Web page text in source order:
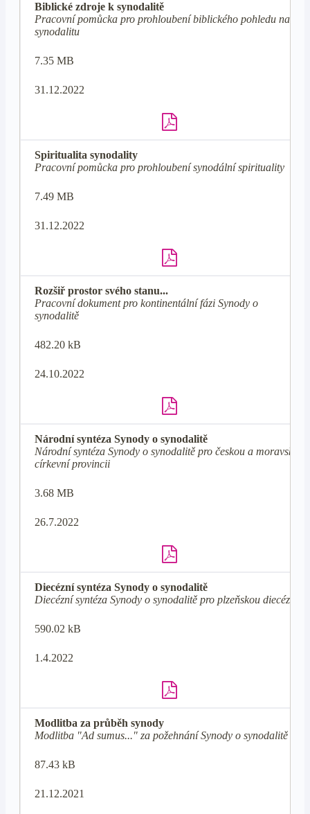
Biblické zdroje k synodalitě
Pracovní pomůcka pro prohloubení biblického pohledu na
synodalitu
7.35 MB
31.12.2022
Spiritualita synodality
Pracovní pomůcka pro prohloubení synodální spirituality
7.49 MB
31.12.2022
Rozšiř prostor svého stanu...
Pracovní dokument pro kontinentální fázi Synody o
synodalitě
482.20 kB
24.10.2022
Národní syntéza Synody o synodalitě
Národní syntéza Synody o synodalitě pro českou a moravskou
církevní provincii
3.68 MB
26.7.2022
Diecézní syntéza Synody o synodalitě
Diecézní syntéza Synody o synodalitě pro plzeňskou diecézi
590.02 kB
1.4.2022
Modlitba za průběh synody
Modlitba "Ad sumus..." za požehnání Synody o synodalitě
87.43 kB
21.12.2021